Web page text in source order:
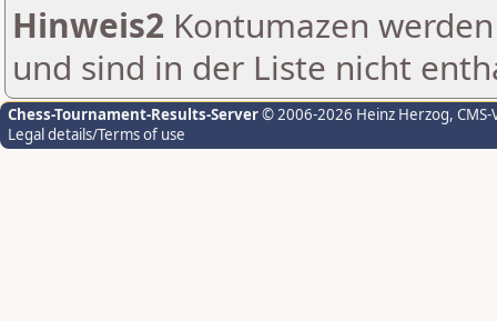
Hinweis2 Kontumazen
und sind in der Liste nicht
Chess-Tournament-Results-Server© 2006-2026 Heinz Herzog,
Legal details/Terms of use